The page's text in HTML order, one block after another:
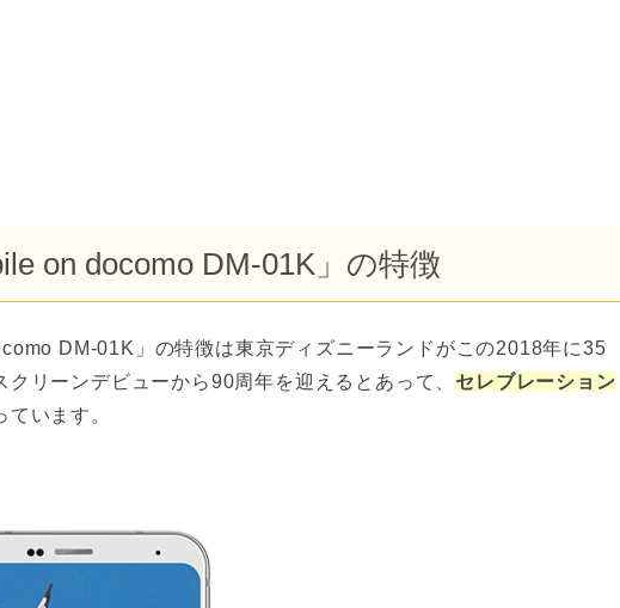
on docomo DM-01K」の特徴
DM-01K」の特徴は東京ディズニーランドがこの2018年に35
クリーンデビューから90周年を迎えるとあって、 セレブレーション
ています。